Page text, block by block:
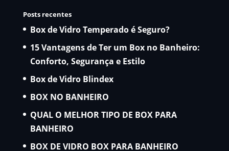
Posts recentes
Box de Vidro Temperado é Seguro?
15 Vantagens de Ter um Box no Banheiro:
Conforto, Segurança e Estilo
Box de Vidro Blindex
BOX NO BANHEIRO
QUAL O MELHOR TIPO DE BOX PARA
BANHEIRO
BOX DE VIDRO BOX PARA BANHEIRO